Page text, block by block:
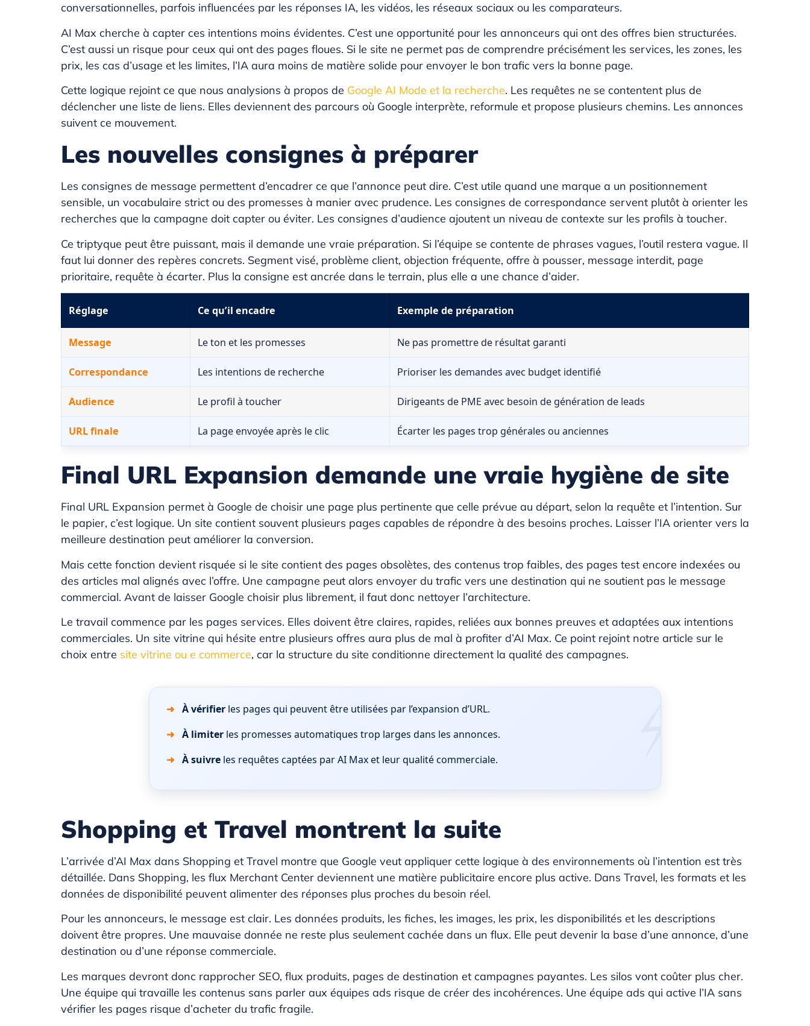
conversationnelles, parfois influencées par les réponses IA, les vidéos, les réseaux sociaux ou les comparateurs.
AI Max cherche à capter ces intentions moins évidentes. C’est une opportunité pour les annonceurs qui ont des offres bien structurées.
C’est aussi un risque pour ceux qui ont des pages floues. Si le site ne permet pas de comprendre précisément les services, les zones, les
prix, les cas d’usage et les limites, l’IA aura moins de matière solide pour envoyer le bon trafic vers la bonne page.
Cette logique rejoint ce que nous analysions à propos de Google AI Mode et la recherche. Les requêtes ne se contentent plus de
déclencher une liste de liens. Elles deviennent des parcours où Google interprète, reformule et propose plusieurs chemins. Les annonces
suivent ce mouvement.
Les nouvelles consignes à préparer
Les consignes de message permettent d’encadrer ce que l’annonce peut dire. C’est utile quand une marque a un positionnement
sensible, un vocabulaire strict ou des promesses à manier avec prudence. Les consignes de correspondance servent plutôt à orienter les
recherches que la campagne doit capter ou éviter. Les consignes d’audience ajoutent un niveau de contexte sur les profils à toucher.
Ce triptyque peut être puissant, mais il demande une vraie préparation. Si l’équipe se contente de phrases vagues, l’outil restera vague. Il
faut lui donner des repères concrets. Segment visé, problème client, objection fréquente, offre à pousser, message interdit, page
prioritaire, requête à écarter. Plus la consigne est ancrée dans le terrain, plus elle a une chance d’aider.
Réglage Ce qu’il encadre Exemple de préparation
Message Le ton et les promesses Ne pas promettre de résultat garanti
Correspondance Les intentions de recherche Prioriser les demandes avec budget identifié
Audience Le profil à toucher Dirigeants de PME avec besoin de génération de leads
URL finale La page envoyée après le clic Écarter les pages trop générales ou anciennes
Final URL Expansion demande une vraie hygiène de site
Final URL Expansion permet à Google de choisir une page plus pertinente que celle prévue au départ, selon la requête et l’intention. Sur
le papier, c’est logique. Un site contient souvent plusieurs pages capables de répondre à des besoins proches. Laisser l’IA orienter vers la
meilleure destination peut améliorer la conversion.
Mais cette fonction devient risquée si le site contient des pages obsolètes, des contenus trop faibles, des pages test encore indexées ou
des articles mal alignés avec l’offre. Une campagne peut alors envoyer du trafic vers une destination qui ne soutient pas le message
commercial. Avant de laisser Google choisir plus librement, il faut donc nettoyer l’architecture.
Le travail commence par les pages services. Elles doivent être claires, rapides, reliées aux bonnes preuves et adaptées aux intentions
commerciales. Un site vitrine qui hésite entre plusieurs offres aura plus de mal à profiter d’AI Max. Ce point rejoint notre article sur le
choix entre site vitrine ou e commerce, car la structure du site conditionne directement la qualité des campagnes.
À vérifierles pages qui peuvent être utilisées par l’expansion d’URL.
À limiterles promesses automatiques trop larges dans les annonces.
À suivreles requêtes captées par AI Max et leur qualité commerciale.
Shopping et Travel montrent la suite
L’arrivée d’AI Max dans Shopping et Travel montre que Google veut appliquer cette logique à des environnements où l’intention est très
détaillée. Dans Shopping, les flux Merchant Center deviennent une matière publicitaire encore plus active. Dans Travel, les formats et les
données de disponibilité peuvent alimenter des réponses plus proches du besoin réel.
Pour les annonceurs, le message est clair. Les données produits, les fiches, les images, les prix, les disponibilités et les descriptions
doivent être propres. Une mauvaise donnée ne reste plus seulement cachée dans un flux. Elle peut devenir la base d’une annonce, d’une
destination ou d’une réponse commerciale.
Les marques devront donc rapprocher SEO, flux produits, pages de destination et campagnes payantes. Les silos vont coûter plus cher.
Une équipe qui travaille les contenus sans parler aux équipes ads risque de créer des incohérences. Une équipe ads qui active l’IA sans
vérifier les pages risque d’acheter du trafic fragile.